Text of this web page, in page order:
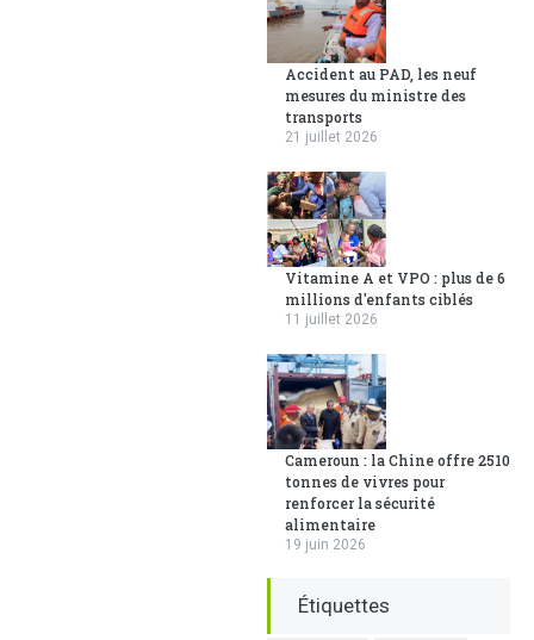
Accident au PAD, les neuf
mesures du ministre des
transports
21 juillet 2026
Vitamine A et VPO : plus de 6
millions d'enfants ciblés
11 juillet 2026
Cameroun : la Chine offre 2510
tonnes de vivres pour
renforcer la sécurité
alimentaire
19 juin 2026
Étiquettes